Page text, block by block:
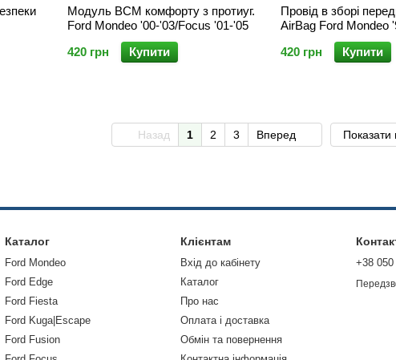
Модуль BCM комфорту з протиуг.
Ford Mondeo '00-'03/Focus '01-'05
420 грн
Купити
Провід в зборі
AirBag Ford Mondeo
420 грн
Купити
Назад 1 2 3 Вперед Показати
Каталог
Ford Mondeo
Ford Edge
Ford Fiesta
Ford Kuga|Escape
Ford Fusion
Клієнтам
Вхід до кабінету
Каталог
Про нас
Оплата і доставка
Обмін та повернення
+38